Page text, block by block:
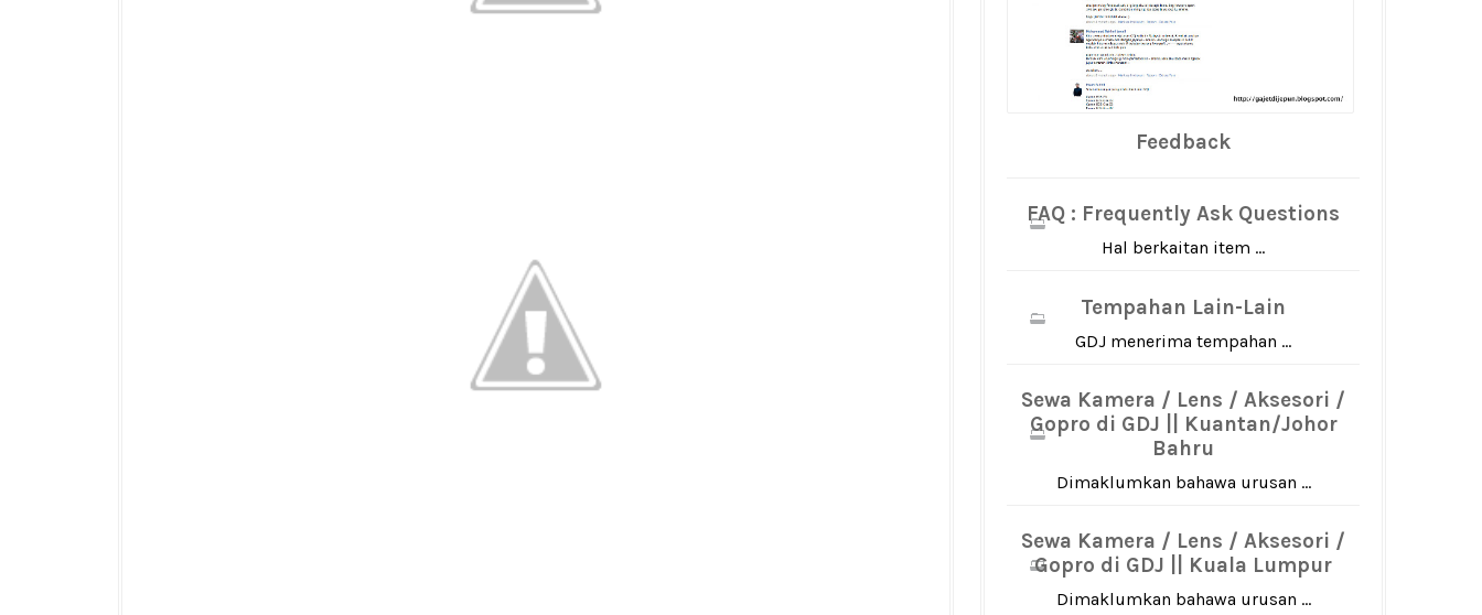
Feedback
FAQ : Frequently Ask Questions
Hal berkaitan item ...
Tempahan Lain-Lain
GDJ menerima tempahan ...
Sewa Kamera / Lens / Aksesori /
Gopro di GDJ || Kuantan/Johor
Bahru
Dimaklumkan bahawa urusan ...
Sewa Kamera / Lens / Aksesori /
Gopro di GDJ || Kuala Lumpur
Dimaklumkan bahawa urusan ...